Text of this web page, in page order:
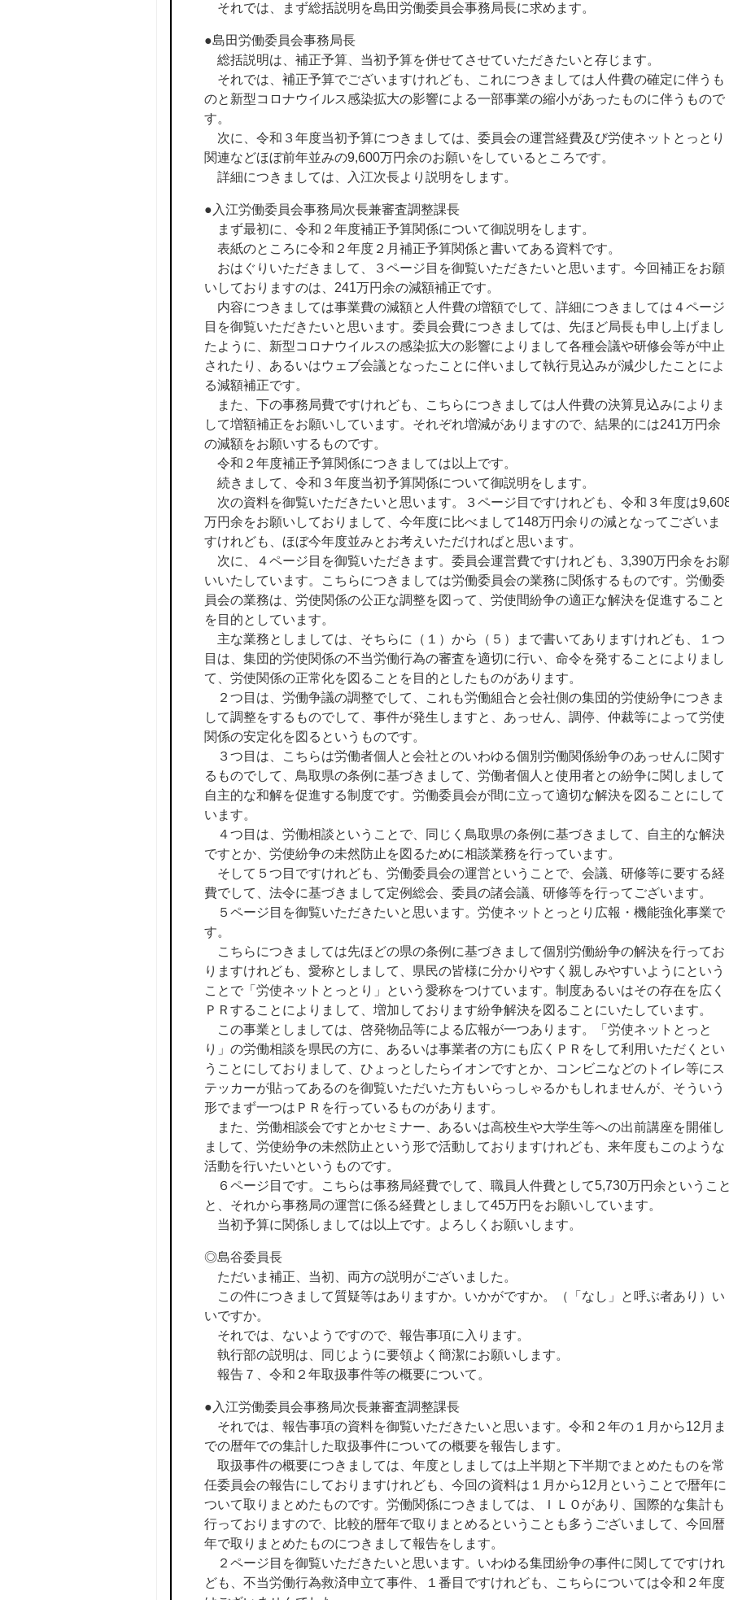
それでは、まず総括説明を島田労働委員会事務局長に求めます。
●島田労働委員会事務局長
総括説明は、補正予算、当初予算を併せてさせていただきたいと存じます。
それでは、補正予算でございますけれども、これにつきましては人件費の確定に伴うも
のと新型コロナウイルス感染拡大の影響による一部事業の縮小があったものに伴うもので
す。
次に、令和３年度当初予算につきましては、委員会の運営経費及び労使ネットとっとり
関連などほぼ前年並みの9,600万円余のお願いをしているところです。
詳細につきましては、入江次長より説明をします。
●入江労働委員会事務局次長兼審査調整課長
まず最初に、令和２年度補正予算関係について御説明をします。
表紙のところに令和２年度２月補正予算関係と書いてある資料です。
おはぐりいただきまして、３ページ目を御覧いただきたいと思います。今回補正をお願
いしておりますのは、241万円余の減額補正です。
内容につきましては事業費の減額と人件費の増額でして、詳細につきましては４ページ
目を御覧いただきたいと思います。委員会費につきましては、先ほど局長も申し上げまし
たように、新型コロナウイルスの感染拡大の影響によりまして各種会議や研修会等が中止
されたり、あるいはウェブ会議となったことに伴いまして執行見込みが減少したことによ
る減額補正です。
また、下の事務局費ですけれども、こちらにつきましては人件費の決算見込みによりま
して増額補正をお願いしています。それぞれ増減がありますので、結果的には241万円余
の減額をお願いするものです。
令和２年度補正予算関係につきましては以上です。
続きまして、令和３年度当初予算関係について御説明をします。
次の資料を御覧いただきたいと思います。３ページ目ですけれども、令和３年度は
万円余をお願いしておりまして、今年度に比べまして148万円余りの減となってございま
すけれども、ほぼ今年度並みとお考えいただければと思います。
次に、４ページ目を御覧いただきます。委員会運営費ですけれども、3,390万円余をお
いいたしています。こちらにつきましては労働委員会の業務に関係するものです。労働委
員会の業務は、労使関係の公正な調整を図って、労使間紛争の適正な解決を促進すること
を目的としています。
主な業務としましては、そちらに（１）から（５）まで書いてありますけれども、１つ
目は、集団的労使関係の不当労働行為の審査を適切に行い、命令を発することによりまし
て、労使関係の正常化を図ることを目的としたものがあります。
２つ目は、労働争議の調整でして、これも労働組合と会社側の集団的労使紛争につきま
して調整をするものでして、事件が発生しますと、あっせん、調停、仲裁等によって労使
関係の安定化を図るというものです。
３つ目は、こちらは労働者個人と会社とのいわゆる個別労働関係紛争のあっせんに関す
るものでして、鳥取県の条例に基づきまして、労働者個人と使用者との紛争に関しまして
自主的な和解を促進する制度です。労働委員会が間に立って適切な解決を図ることにして
います。
４つ目は、労働相談ということで、同じく鳥取県の条例に基づきまして、自主的な解決
ですとか、労使紛争の未然防止を図るために相談業務を行っています。
そして５つ目ですけれども、労働委員会の運営ということで、会議、研修等に要する経
費でして、法令に基づきまして定例総会、委員の諸会議、研修等を行ってございます。
５ページ目を御覧いただきたいと思います。労使ネットとっとり広報・機能強化事業で
す。
こちらにつきましては先ほどの県の条例に基づきまして個別労働紛争の解決を行ってお
りますけれども、愛称としまして、県民の皆様に分かりやすく親しみやすいようにという
ことで「労使ネットとっとり」という愛称をつけています。制度あるいはその存在を広く
ＰＲすることによりまして、増加しております紛争解決を図ることにいたしています。
この事業としましては、啓発物品等による広報が一つあります。「労使ネットとっと
り」の労働相談を県民の方に、あるいは事業者の方にも広くＰＲをして利用いただくとい
うことにしておりまして、ひょっとしたらイオンですとか、コンビニなどのトイレ等にス
テッカーが貼ってあるのを御覧いただいた方もいらっしゃるかもしれませんが、そういう
形でまず一つはＰＲを行っているものがあります。
また、労働相談会ですとかセミナー、あるいは高校生や大学生等への出前講座を開催し
まして、労使紛争の未然防止という形で活動しておりますけれども、来年度もこのような
活動を行いたいというものです。
６ページ目です。こちらは事務局経費でして、職員人件費として5,730万円余というこ
と、それから事務局の運営に係る経費としまして45万円をお願いしています。
当初予算に関係しましては以上です。よろしくお願いします。
◎島谷委員長
ただいま補正、当初、両方の説明がございました。
この件につきまして質疑等はありますか。いかがですか。（「なし」と呼ぶ者あり）い
いですか。
それでは、ないようですので、報告事項に入ります。
執行部の説明は、同じように要領よく簡潔にお願いします。
報告７、令和２年取扱事件等の概要について。
●入江労働委員会事務局次長兼審査調整課長
それでは、報告事項の資料を御覧いただきたいと思います。令和２年の１月から12月ま
での暦年での集計した取扱事件についての概要を報告します。
取扱事件の概要につきましては、年度としましては上半期と下半期でまとめたものを常
任委員会の報告にしておりますけれども、今回の資料は１月から12月ということで暦年に
ついて取りまとめたものです。労働関係につきましては、ＩＬＯがあり、国際的な集計も
行っておりますので、比較的暦年で取りまとめるということも多うございまして、今回暦
年で取りまとめたものにつきまして報告をします。
２ページ目を御覧いただきたいと思います。いわゆる集団紛争の事件に関してですけれ
ども、不当労働行為救済申立て事件、１番目ですけれども、こちらについては令和２年度